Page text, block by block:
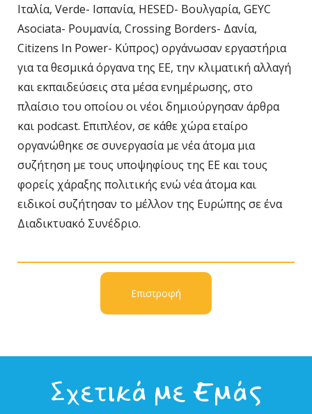
Ιταλία, Verde- Ισπανία, HESED- Βουλγαρία, GEYC
Asociata- Ρουμανία, Crossing Borders- Δανία,
Citizens In Power- Κύπρος) οργάνωσαν εργαστήρια
για τα θεσμικά όργανα της ΕΕ, την κλιματική αλλαγή
και εκπαιδεύσεις στα μέσα ενημέρωσης, στο
πλαίσιο του οποίου οι νέοι δημιούργησαν άρθρα
και podcast. Επιπλέον, σε κάθε χώρα εταίρο
οργανώθηκε σε συνεργασία με νέα άτομα μια
συζήτηση με τους υποψηφίους της ΕΕ και τους
φορείς χάραξης πολιτικής ενώ νέα άτομα και
ειδικοί συζήτησαν το μέλλον της Ευρώπης σε ένα
Διαδικτυακό Συνέδριο.
Επιστροφή
Σχετικά με Εμάς